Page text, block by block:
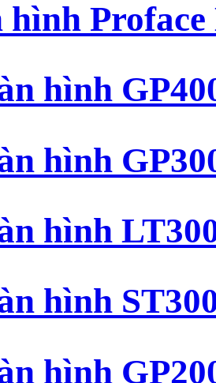
hình
hình
hình
hình
hình
hình